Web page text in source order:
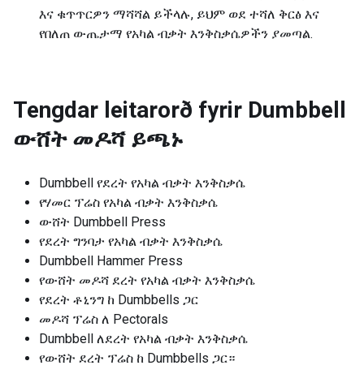
እና ቁጥጥርዎን ማሻሻል ይችላሉ, ይህም ወደ ተሻለ ቅርፅ እና
የበለጠ ውጤታማ የአካል ብቃት እንቅስቃሴዎችን ያመጣል.
Tengdar leitarorð fyrir Dumbbell
ውሸት መዶሻ ይጫኑ
Dumbbell የደረት የአካል ብቃት እንቅስቃሴ
የሃመር ፕሬስ የአካል ብቃት እንቅስቃሴ
ውሸት Dumbbell Press
የደረት ግንባታ የአካል ብቃት እንቅስቃሴ
Dumbbell Hammer Press
የውሸት መዶሻ ደረት የአካል ብቃት እንቅስቃሴ
የደረት ቶኒንግ ከ Dumbbells ጋር
መዶሻ ፕሬስ ለ Pectorals
Dumbbell ለደረት የአካል ብቃት እንቅስቃሴ
የውሸት ደረት ፕሬስ ከ Dumbbells ጋር።